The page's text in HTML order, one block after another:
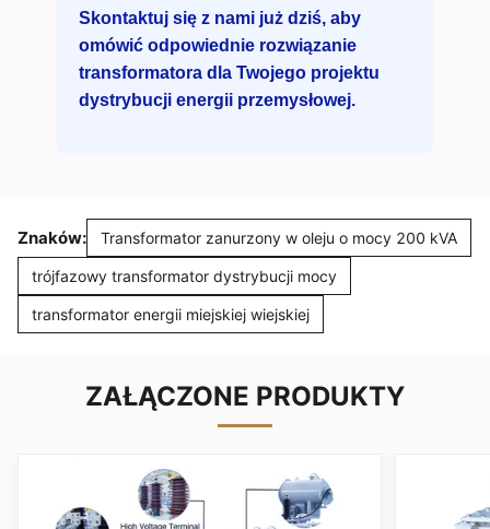
Skontaktuj się z nami już dziś, aby
omówić odpowiednie rozwiązanie
transformatora dla Twojego projektu
dystrybucji energii przemysłowej.
Znaków: Transformator zanurzony w oleju o mocy 200 kVA
trójfazowy transformator dystrybucji mocy
transformator energii miejskiej wiejskiej
ZAŁĄCZONE PRODUKTY